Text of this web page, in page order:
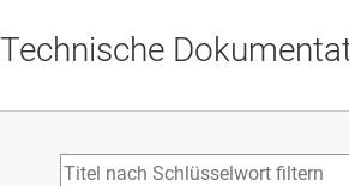
Technische